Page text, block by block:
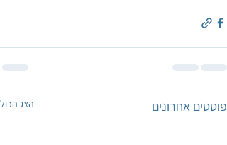
פוסטים אחרונים הצג הכול